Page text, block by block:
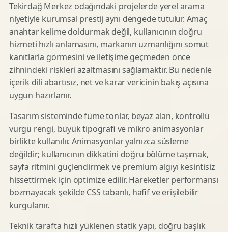
Tekirdağ Merkez odağındaki projelerde yerel arama
niyetiyle kurumsal prestij aynı dengede tutulur. Amaç
anahtar kelime doldurmak değil, kullanıcının doğru
hizmeti hızlı anlamasını, markanın uzmanlığını somut
kanıtlarla görmesini ve iletişime geçmeden önce
zihnindeki riskleri azaltmasını sağlamaktır. Bu nedenle
içerik dili abartısız, net ve karar vericinin bakış açısına
uygun hazırlanır.
Tasarım sisteminde füme tonlar, beyaz alan, kontrollü
vurgu rengi, büyük tipografi ve mikro animasyonlar
birlikte kullanılır. Animasyonlar yalnızca süsleme
değildir; kullanıcının dikkatini doğru bölüme taşımak,
sayfa ritmini güçlendirmek ve premium algıyı kesintisiz
hissettirmek için optimize edilir. Hareketler performansı
bozmayacak şekilde CSS tabanlı, hafif ve erişilebilir
kurgulanır.
Teknik tarafta hızlı yüklenen statik yapı, doğru başlık